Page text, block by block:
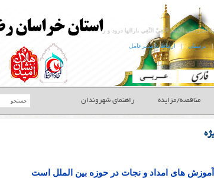
پرسنلی|ارتباط با مدیرعامل
مناقصه/مزایده راهنمای شهروندان
های امداد و نجات در حوزه بین الملل است